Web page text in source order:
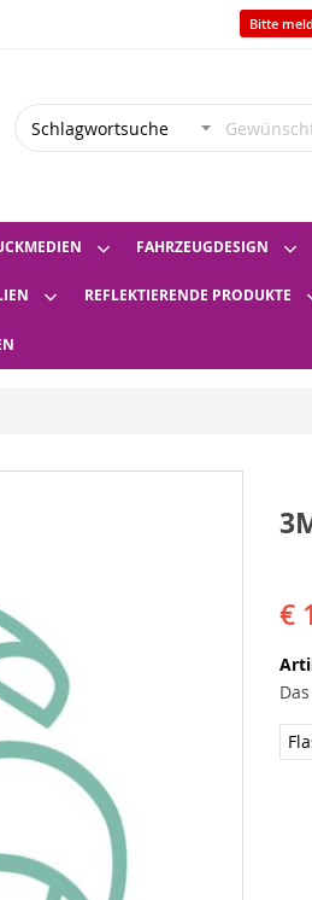
Bitte
FAHRZEUGDESIGN
REFLEKTIERENDE PRODUKTE
€